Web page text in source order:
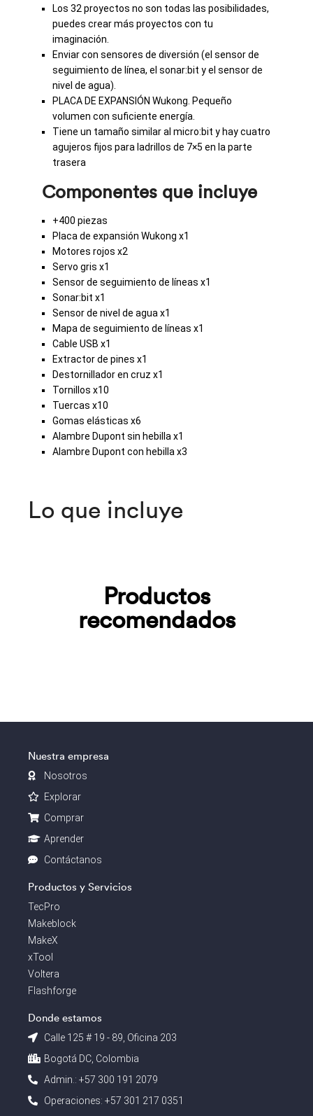
Los 32 proyectos no son todas las posibilidades,
puedes crear más proyectos con tu
imaginación.
Enviar con sensores de diversión (el sensor de
seguimiento de línea, el sonar:bit y el sensor de
nivel de agua).
PLACA DE EXPANSIÓN Wukong. Pequeño
volumen con suficiente energía.
Tiene un tamaño similar al micro:bit y hay cuatro
agujeros fijos para ladrillos de 7×5 en la parte
trasera
Componentes que incluye
+400 piezas
Placa de expansión Wukong x1
Motores rojos x2
Servo gris x1
Sensor de seguimiento de líneas x1
Sonar:bit x1
Sensor de nivel de agua x1
Mapa de seguimiento de líneas x1
Cable USB x1
Extractor de pines x1
Destornillador en cruz x1
Tornillos x10
Tuercas x10
Gomas elásticas x6
Alambre Dupont sin hebilla x1
Alambre Dupont con hebilla x3
Lo que incluye
Productos
recomendados
Nuestra empresa
Nosotros
Explorar
Comprar
Aprender
Contáctanos
Productos y Servicios
TecPro
Makeblock
MakeX
xTool
Voltera
Flashforge
Donde estamos
Calle 125 # 19 - 89, Oficina 203
Bogotá DC, Colombia
Admin.: +57 300 191 2079
Operaciones: +57 301 217 0351